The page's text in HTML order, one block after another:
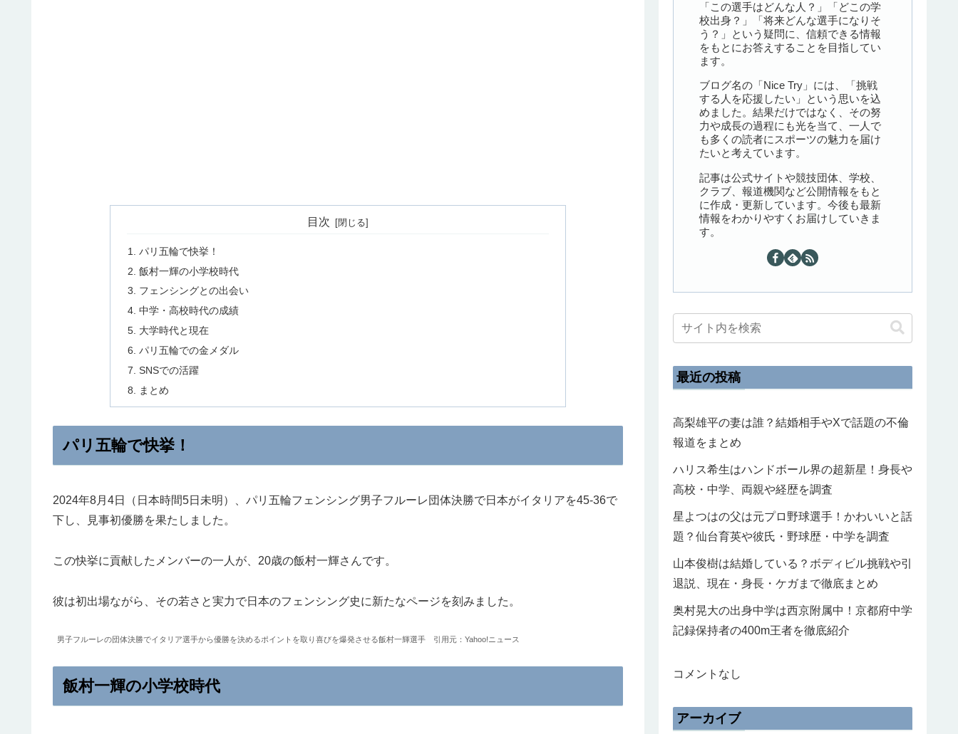
目次
パリ五輪で快挙！
飯村一輝の小学校時代
フェンシングとの出会い
中学・高校時代の成績
大学時代と現在
パリ五輪での金メダル
SNSでの活躍
まとめ
パリ五輪で快挙！
2024年8月4日（日本時間5日未明）、パリ五輪フェンシング男子フルーレ団体決勝で日本がイタリアを45-36で
下し、見事初優勝を果たしました。
この快挙に貢献したメンバーの一人が、20歳の飯村一輝さんです。
彼は初出場ながら、その若さと実力で日本のフェンシング史に新たなページを刻みました。
男子フルーレの団体決勝でイタリア選手から優勝を決めるポイントを取り喜びを爆発させる飯村一輝選手 引用元：Yahoo!ニュース
飯村一輝の小学校時代
「この選手はどんな人？」「どこの学
校出身？」「将来どんな選手になりそ
う？」という疑問に、信頼できる情報
をもとにお答えすることを目指してい
ます。
ブログ名の「Nice Try」には、「挑戦
する人を応援したい」という思いを込
めました。結果だけではなく、その努
力や成長の過程にも光を当て、一人で
も多くの読者にスポーツの魅力を届け
たいと考えています。
記事は公式サイトや競技団体、学校、
クラブ、報道機関など公開情報をもと
に作成・更新しています。今後も最新
情報をわかりやすくお届けしていきま
す。
最近の投稿
高梨雄平の妻は誰？結婚相手やXで話題の不倫
報道をまとめ
ハリス希生はハンドボール界の超新星！身長や
高校・中学、両親や経歴を調査
星よつはの父は元プロ野球選手！かわいいと話
題？仙台育英や彼氏・野球歴・中学を調査
山本俊樹は結婚している？ボディビル挑戦や引
退説、現在・身長・ケガまで徹底まとめ
奥村晃大の出身中学は西京附属中！京都府中学
記録保持者の400m王者を徹底紹介
コメントなし
アーカイブ